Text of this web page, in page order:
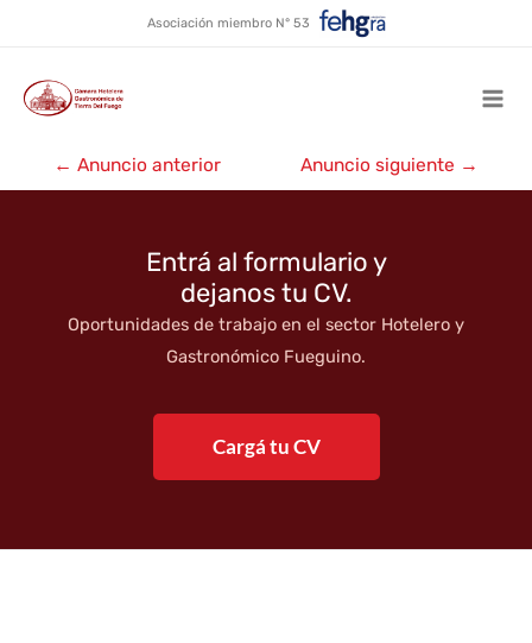
contenido
Asociación miembro N° 53
Posada de los Ramirez
Navegación
de
← Anuncio anterior Anuncio siguiente →
Entrá al formulario y
dejanos tu CV.
Oportunidades de trabajo en el sector Hotelero y
Gastronómico Fueguino.
Cargá tu CV